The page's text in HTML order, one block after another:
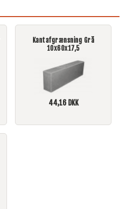
Kantafgrænsning Grå
10x60x17,5
44,16DKK